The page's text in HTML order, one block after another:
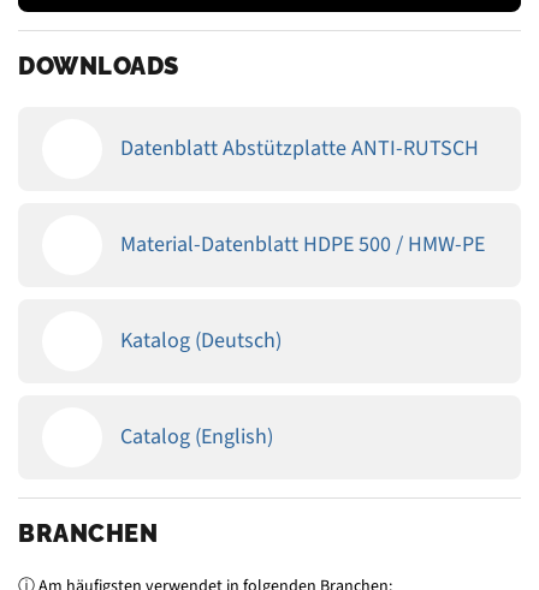
DOWNLOADS
Datenblatt Abstützplatte ANTI-RUTSCH
Material-Datenblatt HDPE 500 / HMW-PE
Katalog (Deutsch)
Catalog (English)
BRANCHEN